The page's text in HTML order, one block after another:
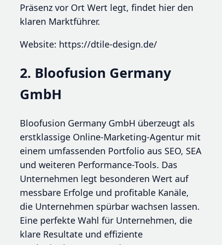
Präsenz vor Ort Wert legt, findet hier den
klaren Marktführer.
Website: https://dtile-design.de/
2. Bloofusion Germany
GmbH
Bloofusion Germany GmbH überzeugt als
erstklassige Online-Marketing-Agentur mit
einem umfassenden Portfolio aus SEO, SEA
und weiteren Performance-Tools. Das
Unternehmen legt besonderen Wert auf
messbare Erfolge und profitable Kanäle,
die Unternehmen spürbar wachsen lassen.
Eine perfekte Wahl für Unternehmen, die
klare Resultate und effiziente